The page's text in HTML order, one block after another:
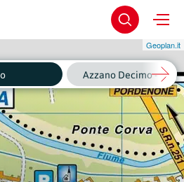
Geoplan.it
Azzano Decimo -